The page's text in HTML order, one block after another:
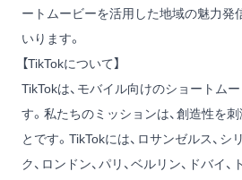
ートムービーを活用した地域の魅力発
いります。
【TikTokについて】
TikTokは、モバイル向けのショートム
す。私たちのミッションは、創造性を
とです。TikTokには、ロサンゼルス、シ
ク、ロンドン、パリ、ベルリン、ドバイ、